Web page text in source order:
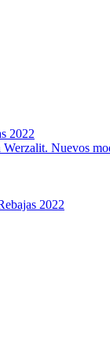
2022
Werzalit. Nuevos
2022